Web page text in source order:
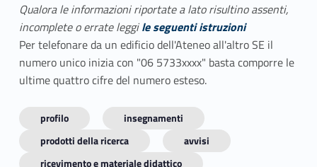
Qualora le informazioni riportate a lato risultino assenti,
incomplete o errate leggile seguenti istruzioni
Per telefonare da un edificio dell'Ateneo all'altro SE il
numero unico inizia con "06 5733xxxx" basta comporre le
ultime quattro cifre del numero esteso.
profilo
insegnamenti
prodotti della ricerca
avvisi
ricevimento e materiale didattico